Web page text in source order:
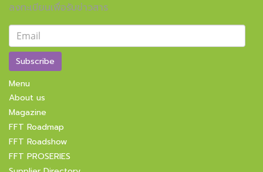
ลงทะเบียนเพื่อรับข่าวสาร
Subscribe
Menu
About us
Magazine
FFT Roadmap
FFT Roadshow
FFT PROSERIES